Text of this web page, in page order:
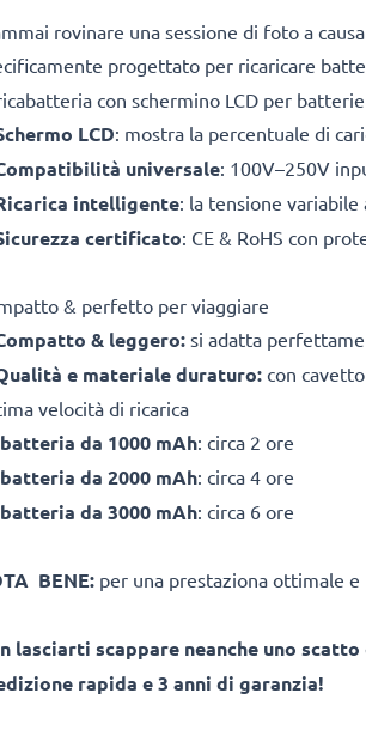
rovinare una sessione di foto a
progettato per ricaricare
con schermino LCD per
LCD: mostra la percentuale di
universale: 100V–250V
intelligente: la tensione
certificato: CE & RoHS con
& perfetto per viaggiare
& leggero: si adatta
e materiale duraturo: con
velocità di ricarica
da 1000 mAh: circa 2 ore
da 2000 mAh: circa 4 ore
da 3000 mAh: circa 6 ore
BENE: per una prestaziona ottimale
lasciarti scappare neanche uno
rapida e 3 anni di garanzia!